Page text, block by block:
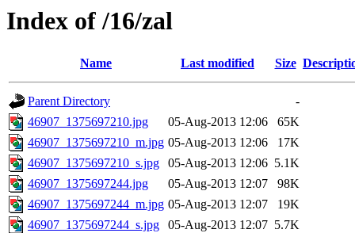
Index of /16/zal
Name Last modified Size
Parent Directory
-
46907_1375697210.jpg
05-Aug-2013 12:06
65K
46907_1375697210_m.jpg 05-Aug-2013 12:06
17K
46907_1375697210_s.jpg
05-Aug-2013 12:06 5.1K
46907_1375697244.jpg
05-Aug-2013 12:07
98K
46907_1375697244_m.jpg 05-Aug-2013 12:07
19K
46907_1375697244_s.jpg
05-Aug-2013 12:07 5.7K